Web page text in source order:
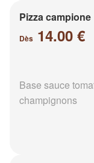
Pizza campione
Dès 14.00 €
Base sauce
champignons